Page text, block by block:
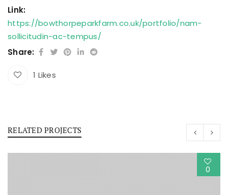
Link:
https://bowthorpeparkfarm.co.uk/portfolio/nam-
sollicitudin-ac-tempus/
Share:
1 Likes
RELATED PROJECTS
0